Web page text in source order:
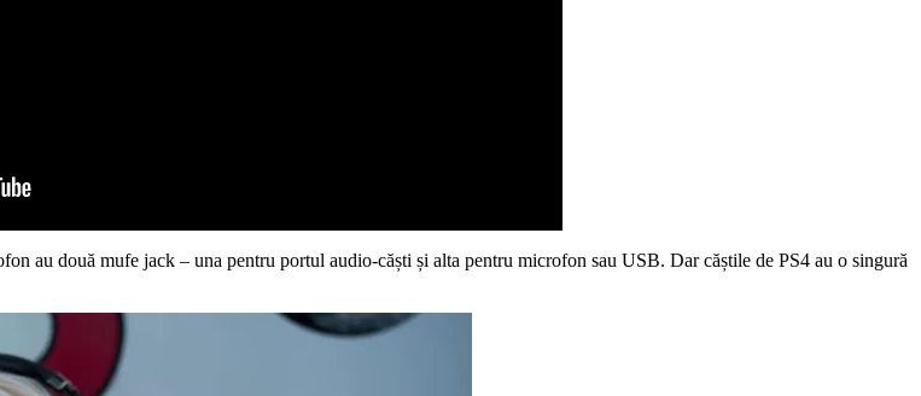
au două mufe jack – una pentru portul audio-căști și alta pentru microfon sau USB. Dar căștile de PS4 au o singură